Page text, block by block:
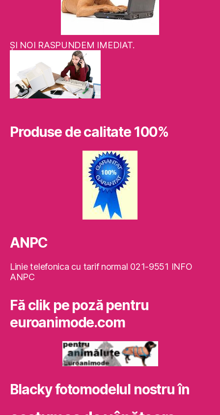
ŞI NOI RASPUNDEM IMEDIAT.
Produse de calitate 100%
ANPC
Linie telefonica cu tarif normal 021-9551 INFO
ANPC
Fă clik pe poză pentru
euroanimode.com
Blacky fotomodelul nostru în